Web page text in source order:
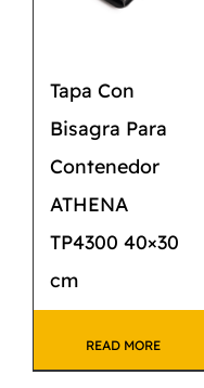
Tapa Con
Bisagra Para
Contenedor
ATHENA
TP4300 40×30
cm
READ MORE